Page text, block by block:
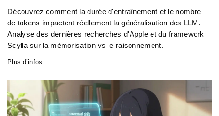
Découvrez comment la durée d'entraînement et le nombre
de tokens impactent réellement la généralisation des LLM.
Analyse des dernières recherches d'Apple et du framework
Scylla sur la mémorisation vs le raisonnement.
Plus d’infos